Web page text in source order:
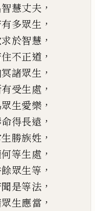
慧丈夫 ，
多眾生 ，
於智慧 ，
不正道 ，
諸眾生 ，
受生處 ，
生愛樂 ，
得長遠 ，
勝族姓 ，
等生處 ，
眾生等 ，
是等法 ，
生應當 ，